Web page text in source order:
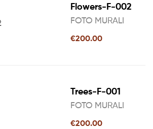
Flowers-F-002
FOTO MURALI
€200.00
Trees-F-001
FOTO MURALI
€200.00